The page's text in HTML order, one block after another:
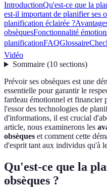
IntroductionQu'est-ce que la
est-il important de planifier ses
planification éclairée ?
obsèquesFonctionnalité
planificationFAQGlossaire
Vidéo
Sommaire(10 sections)
Prévoir ses obsèques est une
essentielle pour garantir le
fardeau émotionnel et financier
l'essor des technologies de
d'informations, il est crucial
article, nous examinerons les
obsèques et comment cette
d'esprit tant aux individus qu'à
Qu'est-ce que la
obsèques ?